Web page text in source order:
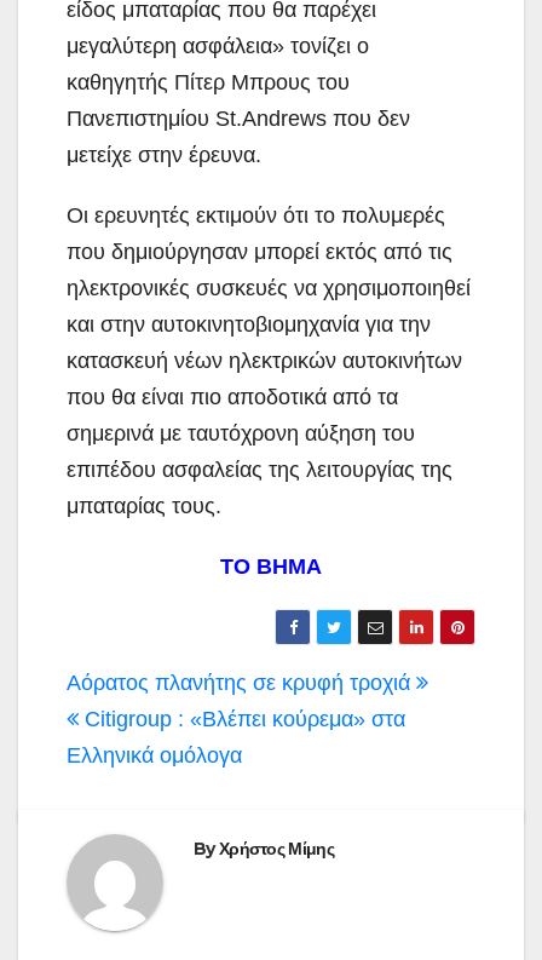
είδος μπαταρίας που θα παρέχει
μεγαλύτερη ασφάλεια» τονίζει ο
καθηγητής Πίτερ Μπρους του
Πανεπιστημίου St.Andrews που δεν
μετείχε στην έρευνα.
Οι ερευνητές εκτιμούν ότι το πολυμερές
που δημιούργησαν μπορεί εκτός από τις
ηλεκτρονικές συσκευές να χρησιμοποιηθεί
και στην αυτοκινητοβιομηχανία για την
κατασκευή νέων ηλεκτρικών αυτοκινήτων
που θα είναι πιο αποδοτικά από τα
σημερινά με ταυτόχρονη αύξηση του
επιπέδου ασφαλείας της λειτουργίας της
μπαταρίας τους.
ΤΟ ΒΗΜΑ
Πλοήγηση
άρθρων
Αόρατος πλανήτης σε κρυφή τροχιά
Citigroup : «Βλέπει κούρεμα» στα
Ελληνικά ομόλογα
ByΧρήστος Μίμης